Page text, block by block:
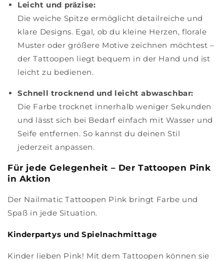
Leicht und präzise:
Die weiche Spitze ermöglicht detailreiche und
klare Designs. Egal, ob du kleine Herzen, florale
Muster oder größere Motive zeichnen möchtest –
der Tattoopen liegt bequem in der Hand und ist
leicht zu bedienen.
Schnell trocknend und leicht abwaschbar:
Die Farbe trocknet innerhalb weniger Sekunden
und lässt sich bei Bedarf einfach mit Wasser und
Seife entfernen. So kannst du deinen Stil
jederzeit anpassen.
Für jede Gelegenheit – Der Tattoopen Pink
in Aktion
Der Nailmatic Tattoopen Pink bringt Farbe und
Spaß in jede Situation.
Kinderpartys und Spielnachmittage
Kinder lieben Pink! Mit dem Tattoopen können sie